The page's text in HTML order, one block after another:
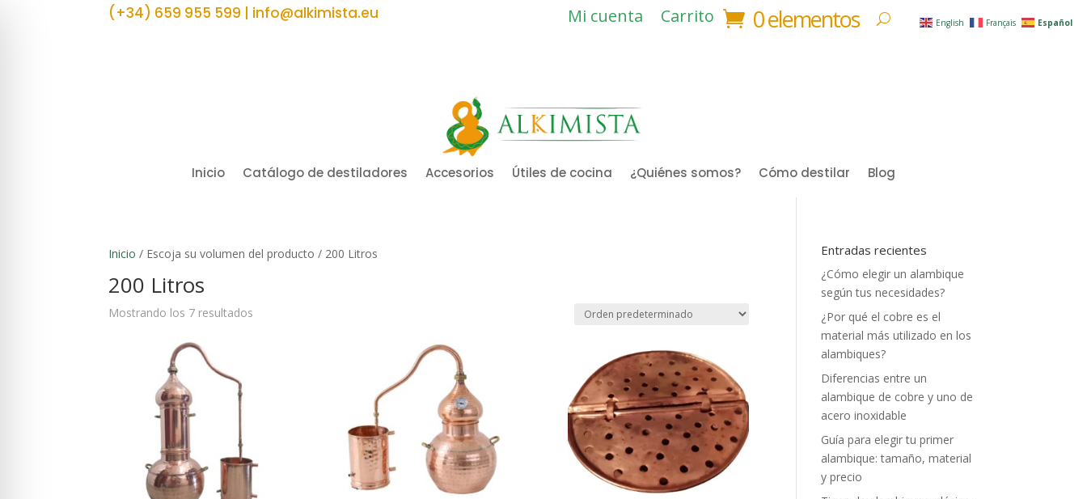
(+34) 659 955 599 | info@alkimista.eu Mi cuenta Carrito 0 elementos
Inicio Catálogo de destiladores Accesorios Útiles de cocina ¿Quiénes somos? Cómo destilar Blog
Inicio / Escoja su volumen del producto / 200 Litros
200 Litros
Mostrando los 7 resultados
Entradas recientes
¿Cómo elegir un alambique
según tus necesidades?
¿Por qué el cobre es el
material más utilizado en los
alambiques?
Diferencias entre un
alambique de cobre y uno de
acero inoxidable
Guía para elegir tu primer
alambique: tamaño, material
y precio
English Français Español